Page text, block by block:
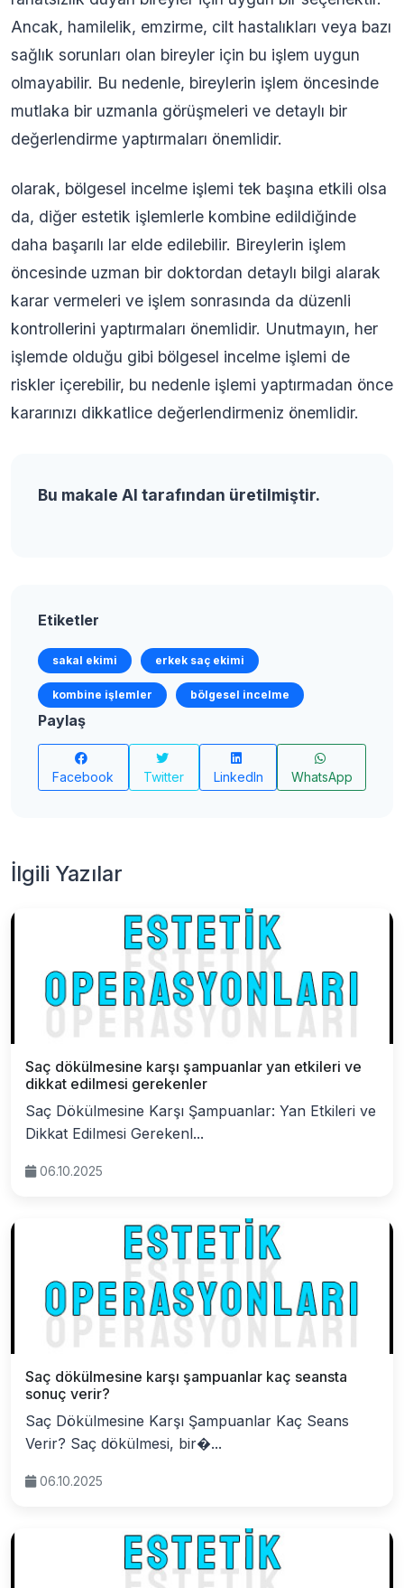
Ancak, hamilelik, emzirme, cilt hastalıkları veya bazı
sağlık sorunları olan bireyler için bu işlem uygun
olmayabilir. Bu nedenle, bireylerin işlem öncesinde
mutlaka bir uzmanla görüşmeleri ve detaylı bir
değerlendirme yaptırmaları önemlidir.
olarak, bölgesel incelme işlemi tek başına etkili olsa
da, diğer estetik işlemlerle kombine edildiğinde
daha başarılı lar elde edilebilir. Bireylerin işlem
öncesinde uzman bir doktordan detaylı bilgi alarak
karar vermeleri ve işlem sonrasında da düzenli
kontrollerini yaptırmaları önemlidir. Unutmayın, her
işlemde olduğu gibi bölgesel incelme işlemi de
riskler içerebilir, bu nedenle işlemi yaptırmadan önce
kararınızı dikkatlice değerlendirmeniz önemlidir.
Bu makale AI tarafından üretilmiştir.
Etiketler
sakal ekimi erkek saç ekimi
kombine işlemler bölgesel incelme
Paylaş
Facebook Twitter LinkedIn WhatsApp
İlgili Yazılar
Saç dökülmesine karşı şampuanlar yan etkileri ve
dikkat edilmesi gerekenler
Saç Dökülmesine Karşı Şampuanlar: Yan Etkileri ve
Dikkat Edilmesi Gerekenl...
06.10.2025
Saç dökülmesine karşı şampuanlar kaç seansta
sonuç verir?
Saç Dökülmesine Karşı Şampuanlar Kaç Seans
Verir? Saç dökülmesi, bir�...
06.10.2025